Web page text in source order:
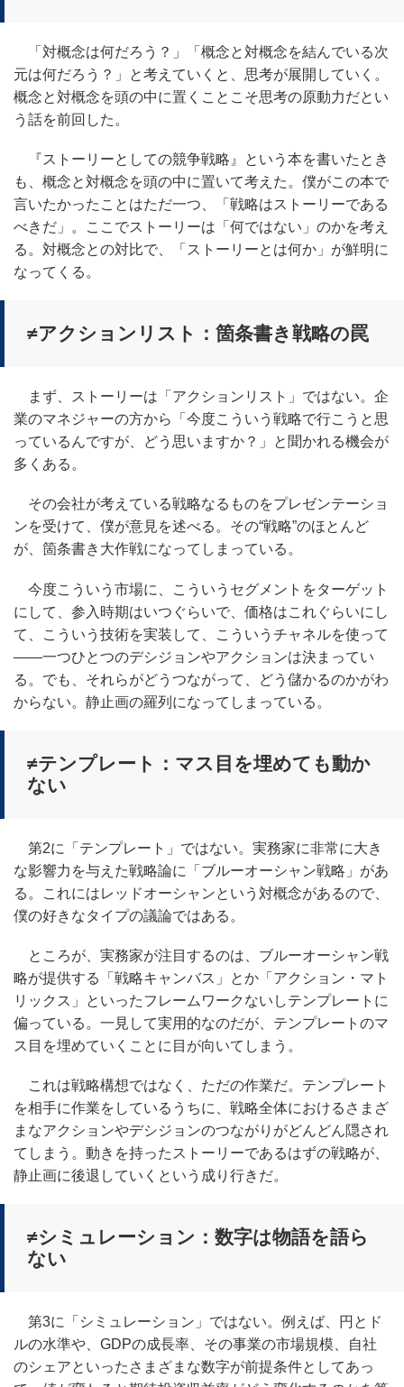
「対概念は何だろう？」「概念と対概念を結んでいる次
元は何だろう？」と考えていくと、思考が展開していく。
概念と対概念を頭の中に置くことこそ思考の原動力だとい
う話を前回した。
『ストーリーとしての競争戦略』という本を書いたとき
も、概念と対概念を頭の中に置いて考えた。僕がこの本で
言いたかったことはただ一つ、「戦略はストーリーである
べきだ」。ここでストーリーは「何ではない」のかを考え
る。対概念との対比で、「ストーリーとは何か」が鮮明に
なってくる。
≠アクションリスト：箇条書き戦略の罠
まず、ストーリーは「アクションリスト」ではない。企
業のマネジャーの方から「今度こういう戦略で行こうと思
っているんですが、どう思いますか？」と聞かれる機会が
多くある。
その会社が考えている戦略なるものをプレゼンテーショ
ンを受けて、僕が意見を述べる。その“戦略”のほとんど
が、箇条書き大作戦になってしまっている。
今度こういう市場に、こういうセグメントをターゲット
にして、参入時期はいつぐらいで、価格はこれぐらいにし
て、こういう技術を実装して、こういうチャネルを使って
――一つひとつのデシジョンやアクションは決まってい
る。でも、それらがどうつながって、どう儲かるのかがわ
からない。静止画の羅列になってしまっている。
≠テンプレート：マス目を埋めても動か
ない
第2に「テンプレート」ではない。実務家に非常に大き
な影響力を与えた戦略論に「ブルーオーシャン戦略」があ
る。これにはレッドオーシャンという対概念があるので、
僕の好きなタイプの議論ではある。
ところが、実務家が注目するのは、ブルーオーシャン戦
略が提供する「戦略キャンバス」とか「アクション・マト
リックス」といったフレームワークないしテンプレートに
偏っている。一見して実用的なのだが、テンプレートのマ
ス目を埋めていくことに目が向いてしまう。
これは戦略構想ではなく、ただの作業だ。テンプレート
を相手に作業をしているうちに、戦略全体におけるさまざ
まなアクションやデシジョンのつながりがどんどん隠され
てしまう。動きを持ったストーリーであるはずの戦略が、
静止画に後退していくという成り行きだ。
≠シミュレーション：数字は物語を語ら
ない
第3に「シミュレーション」ではない。例えば、円とド
ルの水準や、GDPの成長率、その事業の市場規模、自社
のシェアといったさまざまな数字が前提条件としてあっ